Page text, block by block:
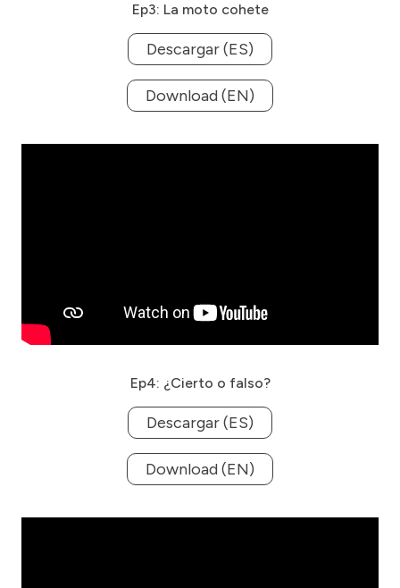
Ep3: La moto cohete
Descargar (ES)
Download (EN)
Ep4: ¿Cierto o falso?
Descargar (ES)
Download (EN)